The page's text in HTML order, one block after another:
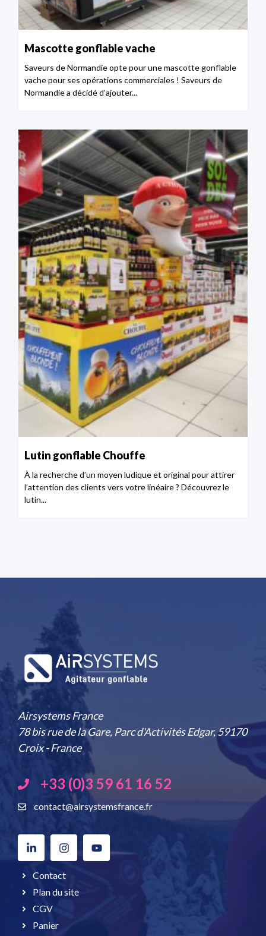
Mascotte gonflable vache
Saveurs de Normandie opte pour une mascotte gonflable
vache pour ses opérations commerciales ! Saveurs de
Normandie a décidé d’ajouter...
Lutin gonflable Chouffe
À la recherche d’un moyen ludique et original pour attirer
l’attention des clients vers votre linéaire ? Découvrez le
lutin...
Airsystems France
78 bis rue de la Gare, Parc d'Activités Edgar, 59170
Croix - France
+33 (0)3 59 61 16 52
contact@airsystemsfrance.fr
Contact
Plan du site
CGV
Panier